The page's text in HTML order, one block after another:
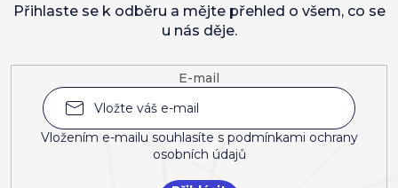
E-mail
Vložením e-mailu souhlasíte s podmínkami ochrany
osobních údajů
Přihlaste se k odběru a mějte přehled o všem, co se
u nás děje.